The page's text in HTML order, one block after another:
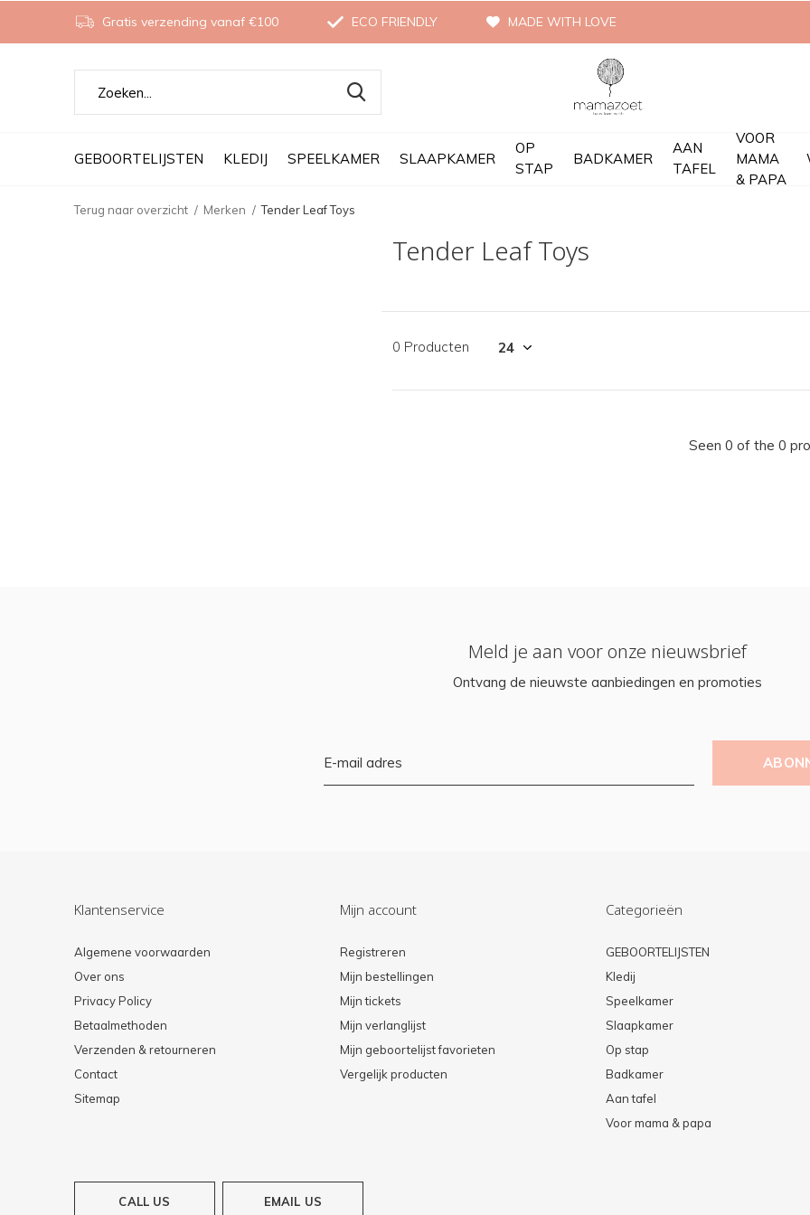
GEBOORTELIJSTEN KLEDIJ SPEELKAMER SLAAPKAMER
OP
STAP
BADKAMER
AAN
TAFEL
VOOR
MAMA
& PAPA
Gratis verzending vanaf €100 ECO FRIENDLY MADE WITH LOVE
Terug naar overzicht Merken Tender Leaf Toys
Tender Leaf Toys
0 Producten
Seen 0 of the 0
Meld je aan voor onze nieuwsbrief
Ontvang de nieuwste aanbiedingen en promoties
Klantenservice
Algemene voorwaarden
Over ons
Privacy Policy
Betaalmethoden
Verzenden & retourneren
Contact
Sitemap
Mijn account
Registreren
Mijn bestellingen
Mijn tickets
Mijn verlanglijst
Mijn geboortelijst favorieten
Vergelijk producten
Categorieën
GEBOORTELIJSTEN
Kledij
Speelkamer
Slaapkamer
Op stap
Badkamer
Aan tafel
Voor mama & papa
CALL US EMAIL US